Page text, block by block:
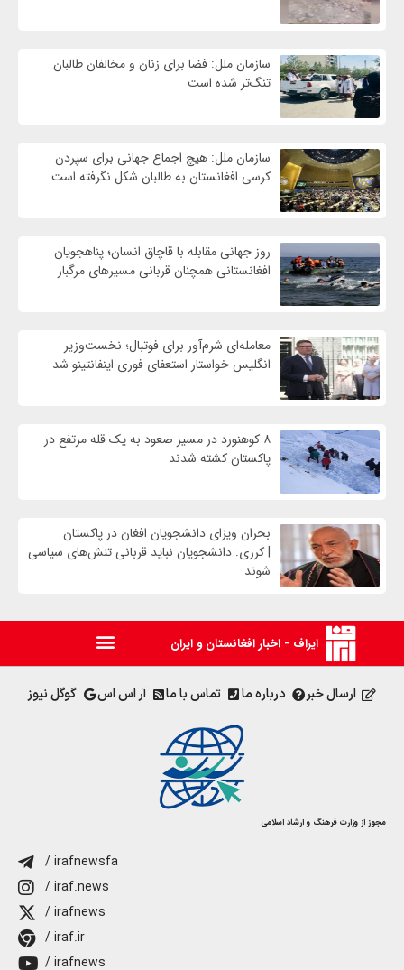
سازمان ملل: فضا برای زنان و مخالفان طالبان
تنگ‌تر شده است
سازمان ملل: هیچ اجماع جهانی برای سپردن
کرسی افغانستان به طالبان شکل نگرفته است
روز جهانی مقابله با قاچاق انسان؛ پناهجویان
افغانستانی همچنان قربانی مسیرهای مرگبار
معامله‌ای شرم‌آور برای فوتبال؛ نخست‌وزیر
انگلیس خواستار استعفای فوری اینفانتینو شد
۸ کوهنورد در مسیر صعود به یک قله مرتفع در
پاکستان کشته شدند
بحران ویزای دانشجویان افغان در پاکستان
| کرزی: دانشجویان نباید قربانی تنش‌های سیاسی
شوند
ایراف - اخبار افغانستان و ایران
ارسال خبر درباره ما تماس با ما آر اس اس گوگل نیوز
مجوز از وزارت فرهنگ و ارشاد اسلامی
/ irafnewsfa
/ iraf.news
/ irafnews
/ iraf.ir
/ irafnews